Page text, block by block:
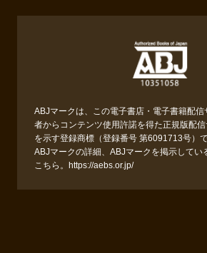
ABJマークは、この電子書店・電子書籍配
者からコンテンツ使用許諾を得た正規版配
を示す登録商標（登録番号 第6091713号）で
ABJマークの詳細、ABJマークを掲示してい
こちら。
https://aebs.or.jp/